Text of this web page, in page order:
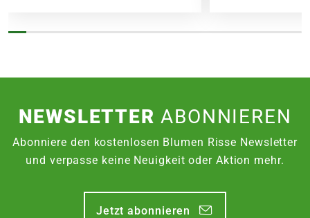
NEWSLETTERABONNIEREN
Abonniere den kostenlosen Blumen Risse Newsletter
und verpasse keine Neuigkeit oder Aktion mehr.
Jetzt abonnieren